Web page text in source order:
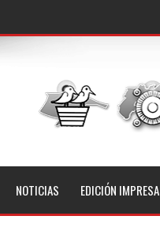
NOTICIAS EDICIÓN IMPRESA